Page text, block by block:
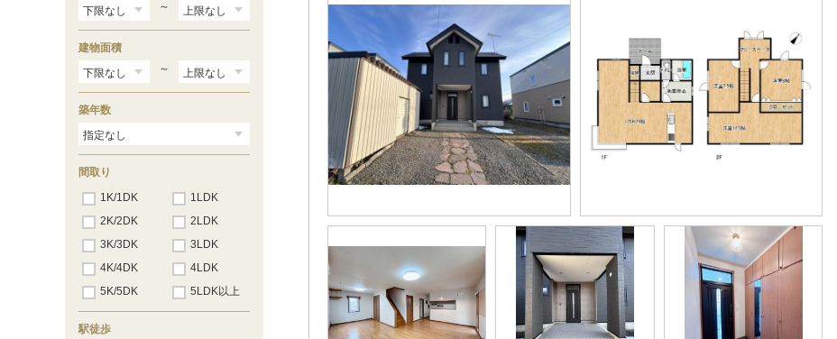
～
建物面積
～
築年数
間取り
1K/1DK
1LDK
2K/2DK
2LDK
3K/3DK
3LDK
4K/4DK
4LDK
5K/5DK
5LDK以上
駅徒歩